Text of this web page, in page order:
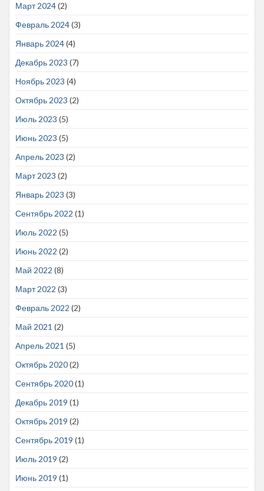
Март 2024(2)
Февраль 2024(3)
Январь 2024(4)
Декабрь 2023 (7)
Ноябрь 2023 (4)
Октябрь 2023 (2)
Июль 2023 (5)
Июнь 2023 (5)
Апрель 2023 (2)
Март 2023 (2)
Январь 2023 (3)
Сентябрь 2022 (1)
Июль 2022 (5)
Июнь 2022 (2)
Май 2022 (8)
Март 2022 (3)
Февраль 2022 (2)
Май 2021 (2)
Апрель 2021 (5)
Октябрь 2020(2)
Сентябрь 2020(1)
Декабрь 2019 (1)
Октябрь 2019 (2)
Сентябрь 2019 (1)
Июль 2019 (2)
Июнь 2019 (1)